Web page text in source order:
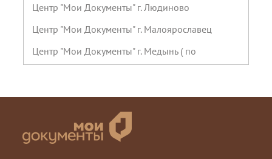
Центр "Мои Документы" г. Людиново
Центр "Мои Документы" г. Малоярославец
Центр "Мои Документы" г. Медынь ( по
предварительной записи)
Центр "Мои Документы" г. Мосальск
Центр "Мои Документы" г. Обнинск, пр-т
Маркса